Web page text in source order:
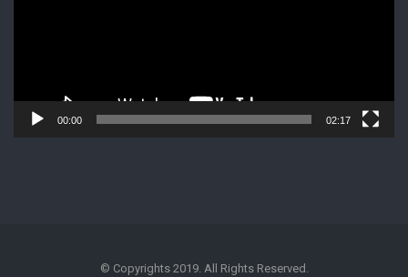
00:00 02:17
© Copyrights 2019. All Rights Reserved.